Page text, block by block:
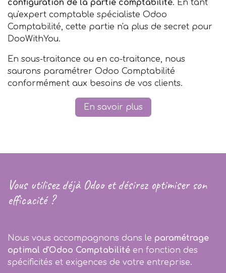
configuration de la partie comptabilité. En tant
qu'expert comptable spécialiste Odoo
Comptabilité, cette partie n'a plus de secret pour
DooWithYou.
En sous-traitance ou en co-traitance, nous
saurons paramétrer Odoo Comptabilité
conformément aux besoins de vos clients.
En savoir plus
Vous utilisez déjà Odoo et désirez optimiser son
efficacité ?
Nous vous accompagnons dans le paramétrage
optimal d'Odoo Comptabilité en fonction des
spécificités et exigences de votre entreprise.